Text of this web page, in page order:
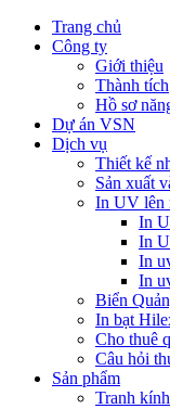
Trang chủ
Công ty
Giới thiệu
Thành tích
Hồ sơ
Dự án VSN
Dịch vụ
Thiết kế
Sản xuất
In UV lên
In
In
In
In
Biển
In bạt
Cho thuê
Câu hỏi
Sản phẩm
Tranh kính